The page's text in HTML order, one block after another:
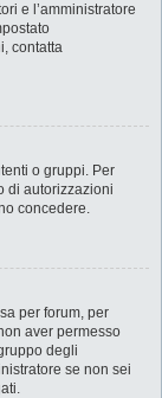
e l’amministratore
contatta
o gruppi. Per
di autorizzazioni
concedere.
per forum, per
aver permesso
degli
se non sei